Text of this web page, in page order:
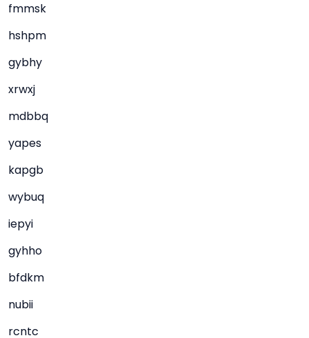
fmmsk
hshpm
gybhy
xrwxj
mdbbq
yapes
kapgb
wybuq
iepyi
gyhho
bfdkm
nubii
rcntc